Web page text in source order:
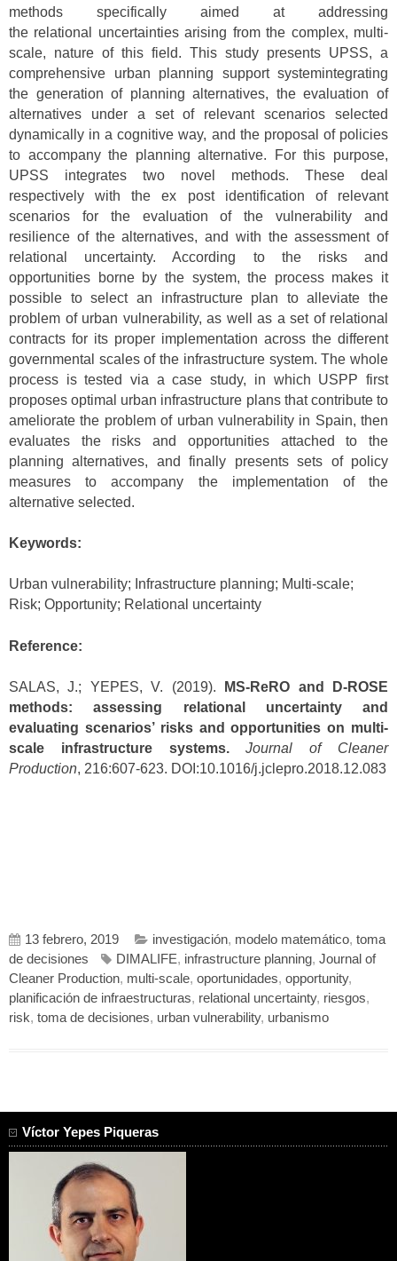
methods specifically aimed at addressing
the relational uncertainties arising from the complex, multi-
scale, nature of this field. This study presents UPSS, a
comprehensive urban planning support systemintegrating
the generation of planning alternatives, the evaluation of
alternatives under a set of relevant scenarios selected
dynamically in a cognitive way, and the proposal of policies
to accompany the planning alternative. For this purpose,
UPSS integrates two novel methods. These deal
respectively with the ex post identification of relevant
scenarios for the evaluation of the vulnerability and
resilience of the alternatives, and with the assessment of
relational uncertainty. According to the risks and
opportunities borne by the system, the process makes it
possible to select an infrastructure plan to alleviate the
problem of urban vulnerability, as well as a set of relational
contracts for its proper implementation across the different
governmental scales of the infrastructure system. The whole
process is tested via a case study, in which USPP first
proposes optimal urban infrastructure plans that contribute to
ameliorate the problem of urban vulnerability in Spain, then
evaluates the risks and opportunities attached to the
planning alternatives, and finally presents sets of policy
measures to accompany the implementation of the
alternative selected.
Keywords:
Urban vulnerability; Infrastructure planning; Multi-scale;
Risk; Opportunity; Relational uncertainty
Reference:
SALAS, J.; YEPES, V. (2019).
MS-ReRO and D-ROSE
methods: assessing relational uncertainty and
evaluating scenarios’ risks and opportunities on multi-
scale infrastructure systems.
Journal of Cleaner
Production, 216:607-623. DOI:10.1016/j.jclepro.2018.12.083
13 febrero, 2019 investigación, modelo matemático, toma
de decisiones
DIMALIFE, infrastructure planning, Journal of
Cleaner Production, multi-scale, oportunidades, opportunity,
planificación de infraestructuras, relational uncertainty, riesgos,
risk, toma de decisiones, urban vulnerability, urbanismo
Víctor Yepes Piqueras